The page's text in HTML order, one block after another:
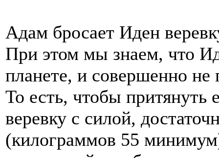
Адам бросает Иден
При этом мы знаем, что
планете, и совершенно не
То есть, чтобы притянуть
веревку с силой,
(килограммов 55